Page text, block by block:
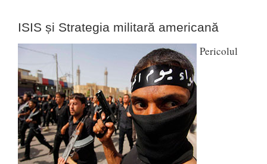
ISIS și Strategia militară americană
Pericolul